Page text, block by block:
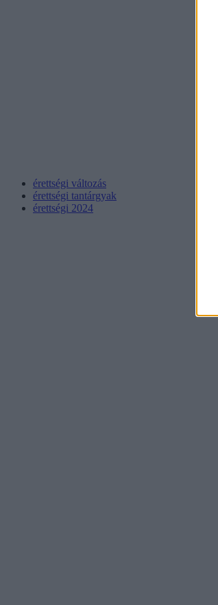
érettségi változás
érettségi tantárgyak
érettségi 2024